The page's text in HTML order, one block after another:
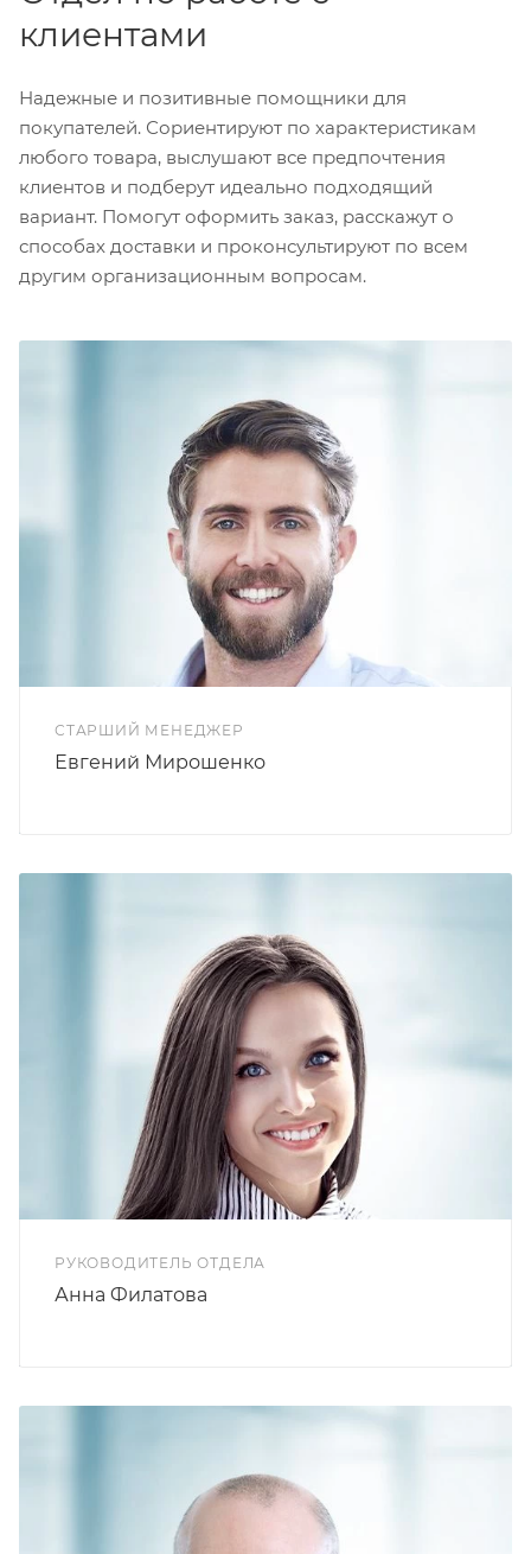
клиентами
Надежные и позитивные помощники для
покупателей. Сориентируют по характеристикам
любого товара, выслушают все предпочтения
клиентов и подберут идеально подходящий
вариант. Помогут оформить заказ, расскажут о
способах доставки и проконсультируют по всем
другим организационным вопросам.
СТАРШИЙ МЕНЕДЖЕР
Евгений Мирошенко
РУКОВОДИТЕЛЬ ОТДЕЛА
Анна Филатова